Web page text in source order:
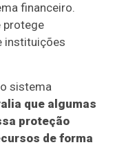
financeiro.
protege
instituições
sistema
que algumas
proteção
de forma